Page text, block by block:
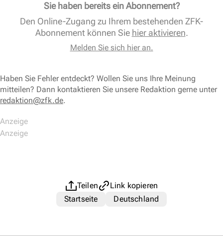
Sie haben bereits ein Abonnement?
Den Online-Zugang zu Ihrem bestehenden ZFK-
Abonnement können Sie hier aktivieren.
Melden Sie sich hier an.
Haben Sie Fehler entdeckt? Wollen Sie uns Ihre Meinung
mitteilen? Dann kontaktieren Sie unsere Redaktion gerne unter
redaktion@zfk.de.
Teilen
Link kopieren
Startseite
Deutschland